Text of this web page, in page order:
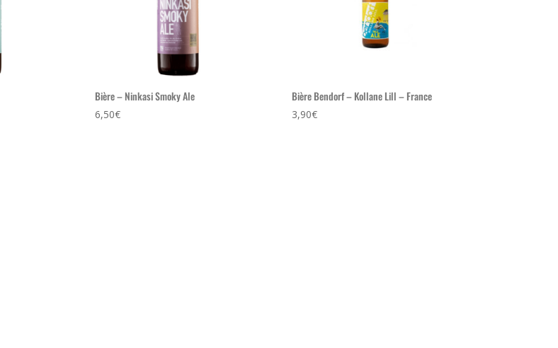
Bière – Ninkasi Smoky Ale
6,50€
Bière Bendorf – Kollane Lill – France
3,90€